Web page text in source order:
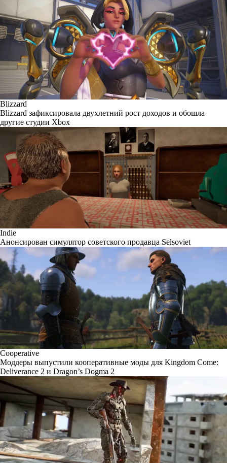
Blizzard
Blizzard зафиксировала двухлетний рост доходов и обошла
другие студии Xbox
Indie
Анонсирован симулятор советского продавца Selsoviet
Cooperative
Моддеры выпустили кооперативные моды для Kingdom Come:
Deliverance 2 и Dragon’s Dogma 2